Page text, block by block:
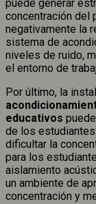
puede generar
concentración del
negativamente la
sistema de
niveles de ruido,
el entorno de
Por último, la
educativos
de los
dificultar la
para los
aislamiento
un ambiente de
concentración y